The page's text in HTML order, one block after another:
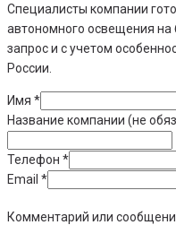
Специалисты компании
автономного освещения
запрос и с учетом
России.
Имя *
Название компании (не
Телефон *
Email *
Комментарий или